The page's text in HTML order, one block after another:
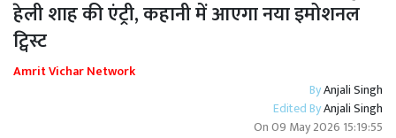
हेली शाह की एंट्री, कहानी में आएगा नया इमोशनल
ट्विस्ट
Amrit Vichar Network
ByAnjali Singh
Edited ByAnjali Singh
On09 May 2026 15:19:55